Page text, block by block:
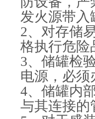
发火源带入
2、对存储
格执行危险
3、储罐检
电源，必须
4、储罐内
与其连接的